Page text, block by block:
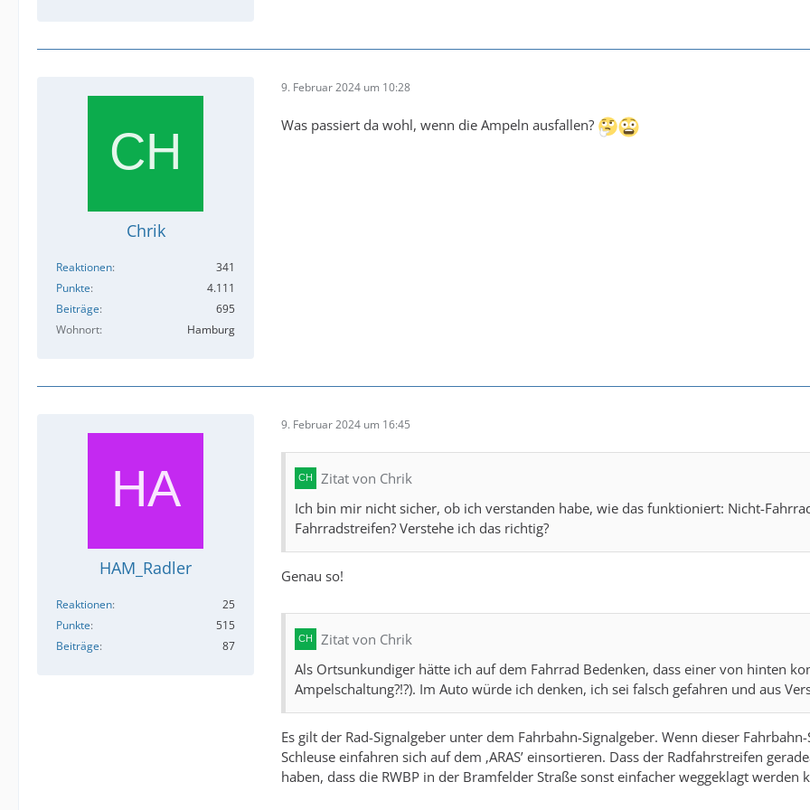
Chrik
Reaktionen
341
Punkte
4.111
Beiträge
695
Wohnort
Hamburg
9. Februar 2024 um 10:28
Was passiert da wohl, wenn die Ampeln ausfallen?
HAM_Radler
Reaktionen
25
Punkte
515
Beiträge
87
9. Februar 2024 um 16:45
Zitat von Chrik
Ich bin mir nicht sicher, ob ich verstanden habe, wie das funktioniert: Nicht-
Fahrradstreifen? Verstehe ich das richtig?
Genau so!
Zitat von Chrik
Als Ortsunkundiger hätte ich auf dem Fahrrad Bedenken, dass einer von hinten
Ampelschaltung?!?). Im Auto würde ich denken, ich sei falsch gefahren und aus
Es gilt der Rad-Signalgeber unter dem Fahrbahn-Signalgeber. Wenn dieser
Schleuse einfahren sich auf dem ‚ARAS’ einsortieren. Dass der Radfahrstreifen
haben, dass die RWBP in der Bramfelder Straße sonst einfacher weggeklagt werden